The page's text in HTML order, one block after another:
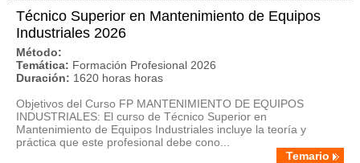
Técnico Superior en Mantenimiento de Equipos
Industriales 2026
Método:
Temática: Formación Profesional 2026
Duración: 1620 horas horas
Objetivos del Curso FP MANTENIMIENTO DE EQUIPOS
INDUSTRIALES: El curso de Técnico Superior en
Mantenimiento de Equipos Industriales incluye la teoría y
práctica que este profesional debe cono...
Temario